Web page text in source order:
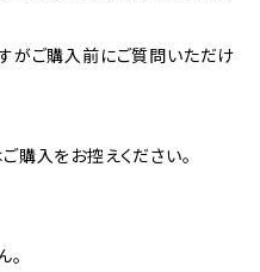
がご購入前にご質問いただけ
購入をお控えください。